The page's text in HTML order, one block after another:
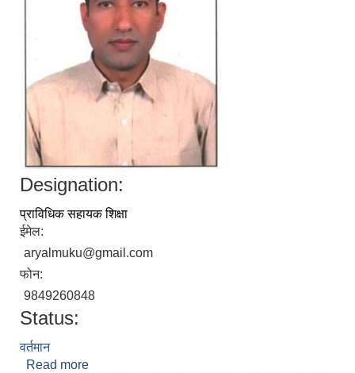
Designation:
प्राविधिक सहायक शिक्षा
ईमेल:
aryalmuku@gmail.com
फोन:
9849260848
Status:
वर्तमान
Read more